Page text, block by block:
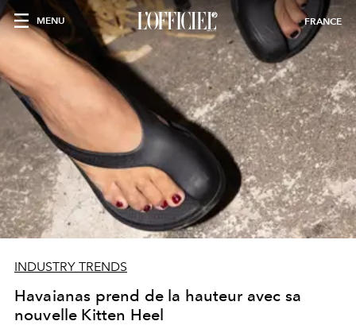
MENU FRANCE
INDUSTRY TRENDS
Havaianas prend de la hauteur avec sa
nouvelle Kitten Heel